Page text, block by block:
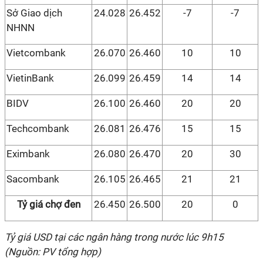
Sở Giao dịch
NHNN
24.028 26.452 -7 -7
Vietcombank 26.070 26.460 10 10
VietinBank 26.099 26.459 14 14
BIDV 26.100 26.460 20 20
Techcombank 26.081 26.476 15 15
Eximbank 26.080 26.470 20 30
Sacombank 26.105 26.465 21 21
Tỷ giá chợ đen 26.450 26.500 20 0
Tỷ giá USD tại các ngân hàng trong nước lúc 9h15
(Nguồn: PV tổng hợp)